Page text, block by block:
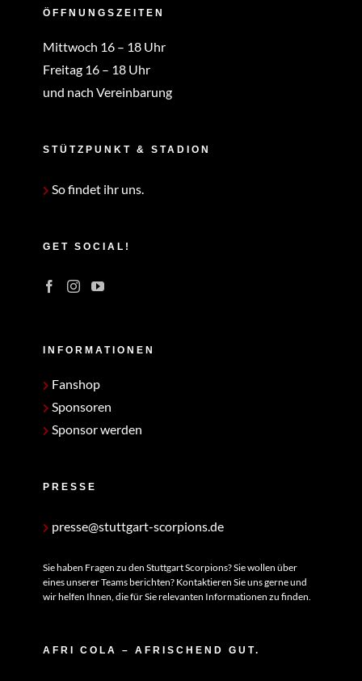
ÖFFNUNGSZEITEN
Mittwoch 16 – 18 Uhr
Freitag 16 – 18 Uhr
und nach Vereinbarung
STÜTZPUNKT & STADION
So findet ihr uns.
GET SOCIAL!
INFORMATIONEN
Fanshop
Sponsoren
Sponsor werden
PRESSE
presse@stuttgart-scorpions.de
Sie haben Fragen zu den Stuttgart Scorpions? Sie wollen über
eines unserer Teams berichten? Kontaktieren Sie uns gerne und
wir helfen Ihnen, die für Sie relevanten Informationen zu finden.
AFRI COLA – AFRISCHEND GUT.